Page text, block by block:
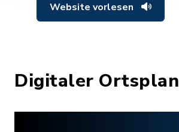
Website vorlesen
Digitaler Ortsplan